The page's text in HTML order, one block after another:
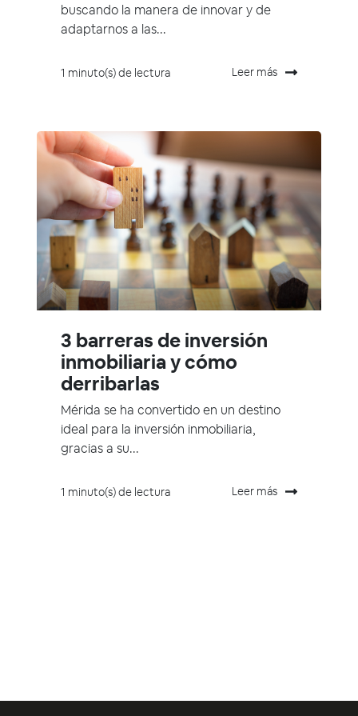
buscando la manera de innovar y de
adaptarnos a las...
1 minuto(s) de lectura Leer más
3 barreras de inversión
inmobiliaria y cómo
derribarlas
Mérida se ha convertido en un destino
ideal para la inversión inmobiliaria,
gracias a su...
1 minuto(s) de lectura Leer más